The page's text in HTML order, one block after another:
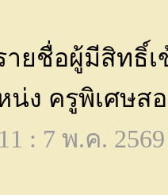
ยชื่อผู้มีสิทธิ์เ
น่ง ครูพิเศษส
: 7 พ.ค.